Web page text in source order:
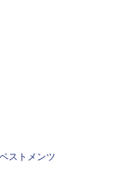
ストメンツ